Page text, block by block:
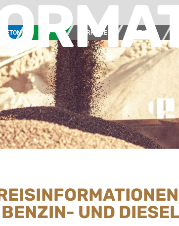
BAU KARRIERE AKTUELL
UND